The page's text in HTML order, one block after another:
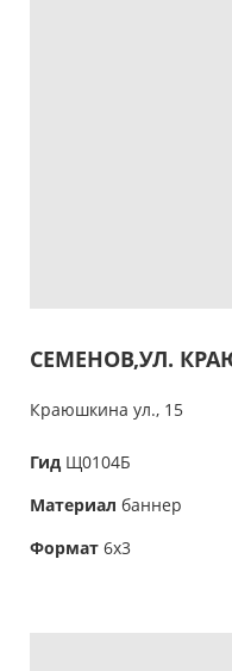
СЕМЕНОВ,УЛ.
Краюшкина ул., 15
Гид Щ0104Б
Материал баннер
Формат 6х3